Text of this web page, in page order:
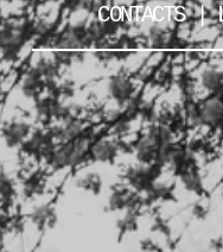
CONTACTS